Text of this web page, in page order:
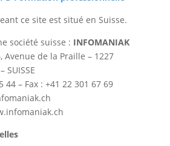
ce site est situé en Suisse.
société suisse : INFOMANIAK
Avenue de la Praille – 1227
SUISSE
44 – Fax : +41 22 301 67 69